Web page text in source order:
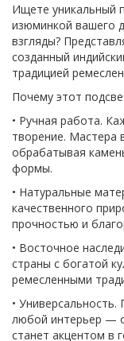
Ищете уникальный
изюминкой вашего
взгляды?
созданный
традицией
Почему этот
• Ручная работа.
творение. Мастера
обрабатывая
формы.
• Натуральные
качественного
прочностью и
• Восточное
страны с богатой
ремесленными
•
любой интерьер —
станет акцентом в